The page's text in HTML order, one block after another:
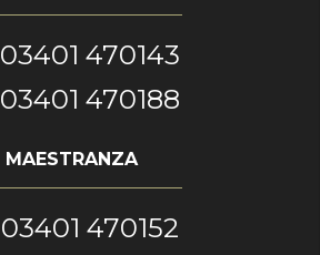
03401 470143
03401 470188
MAESTRANZA
03401 470152